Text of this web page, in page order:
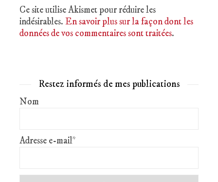
Ce site utilise Akismet pour réduire les
indésirables. En savoir plus sur la façon dont les
données de vos commentaires sont traitées.
Restez informés de mes publications
Nom
Adresse e-mail*